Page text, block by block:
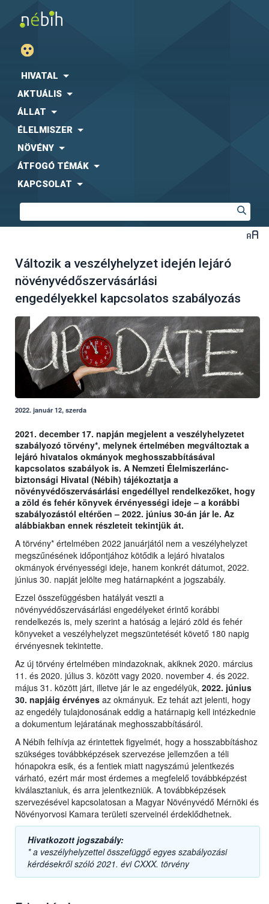
HIVATAL
AKTUÁLIS
ÁLLAT
ÉLELMISZER
NÖVÉNY
ÁTFOGÓ TÉMÁK
KAPCSOLAT
Változik a veszélyhelyzet idején lejáró
növényvédőszervásárlási
engedélyekkel kapcsolatos szabályozás
2022. január 12, szerda
2021. december 17. napján megjelent a veszélyhelyzetet
szabályozó törvény*, melynek értelmében megváltoztak a
lejáró hivatalos okmányok meghosszabbításával
kapcsolatos szabályok is. A Nemzeti Élelmiszerlánc-
biztonsági Hivatal (Nébih) tájékoztatja a
növényvédőszervásárlási engedéllyel rendelkezőket, hogy
a zöld és fehér könyvek érvényességi ideje – a korábbi
szabályozástól eltérően – 2022. június 30-án jár le. Az
alábbiakban ennek részleteit tekintjük át.
A törvény* értelmében 2022 januárjától nem a veszélyhelyzet
megszűnésének időpontjához kötődik a lejáró hivatalos
okmányok érvényességi ideje, hanem konkrét dátumot, 2022.
június 30. napját jelölte meg határnapként a jogszabály.
Ezzel összefüggésben hatályát veszti a
növényvédőszervásárlási engedélyeket érintő korábbi
rendelkezés is, mely szerint a hatóság a lejáró zöld és fehér
könyveket a veszélyhelyzet megszüntetését követő 180 napig
érvényesnek tekintette.
Az új törvény értelmében mindazoknak, akiknek 2020. március
11. és 2020. július 3. között vagy 2020. november 4. és 2022.
május 31. között járt, illetve jár le az engedélyük, 2022. június
30. napjáig érvényes az okmányuk. Ez tehát azt jelenti, hogy
az engedély tulajdonosának eddig a határnapig kell intézkednie
a dokumentum lejáratának meghosszabbításáról.
A Nébih felhívja az érintettek figyelmét, hogy a hosszabbításhoz
szükséges továbbképzések szervezése jellemzően a téli
hónapokra esik, és a fentiek miatt nagyszámú jelentkezés
várható, ezért már most érdemes a megfelelő továbbképzést
kiválasztaniuk, és arra jelentkezniük. A továbbképzések
szervezésével kapcsolatosan a Magyar Növényvédő Mérnöki és
Növényorvosi Kamara területi szerveinél érdeklődhetnek.
Hivatkozott jogszabály:
* a veszélyhelyzettel összefüggő egyes szabályozási
kérdésekről szóló 2021. évi CXXX. törvény